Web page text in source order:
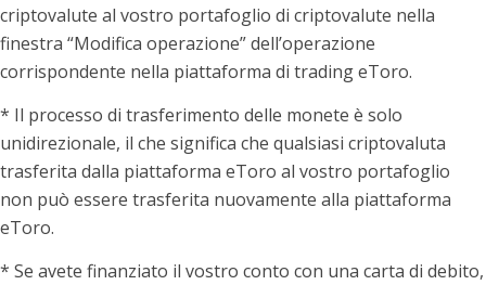
criptovalute al vostro portafoglio di criptovalute nella
finestra “Modifica operazione” dell’operazione
corrispondente nella piattaforma di trading eToro.
* Il processo di trasferimento delle monete è solo
unidirezionale, il che significa che qualsiasi criptovaluta
trasferita dalla piattaforma eToro al vostro portafoglio
non può essere trasferita nuovamente alla piattaforma
eToro.
* Se avete finanziato il vostro conto con una carta di debito,